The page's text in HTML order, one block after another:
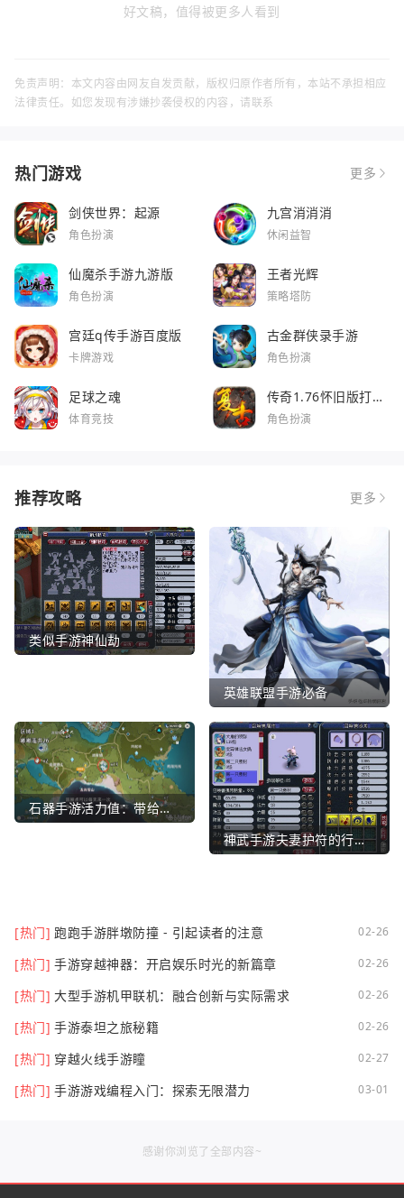
好文稿，值得被更多人看到
免责声明：本文内容由网友自发贡献，版权归原作者所有，本站不承担相应
法律责任。如您发现有涉嫌抄袭侵权的内容，请联系
热门游戏 更多
剑侠世界：起源
角色扮演
九宫消消消
休闲益智
仙魔杀手游九游版
角色扮演
王者光辉
策略塔防
宫廷q传手游百度版
卡牌游戏
古金群侠录手游
角色扮演
足球之魂
体育竞技
传奇1.76怀旧版打金
服
角色扮演
推荐攻略 更多
类似手游神仙劫
英雄联盟手游必备
石器手游活力值：带给你全新的游戏体验
神武手游夫妻护符的行业文章
[热门] 跑跑手游胖墩防撞 - 引起读者的注意 02-26
[热门] 手游穿越神器：开启娱乐时光的新篇章 02-26
[热门] 大型手游机甲联机：融合创新与实际需求 02-26
[热门] 手游泰坦之旅秘籍 02-26
[热门] 穿越火线手游瞳 02-27
[热门] 手游游戏编程入门：探索无限潜力 03-01
感谢你浏览了全部内容~